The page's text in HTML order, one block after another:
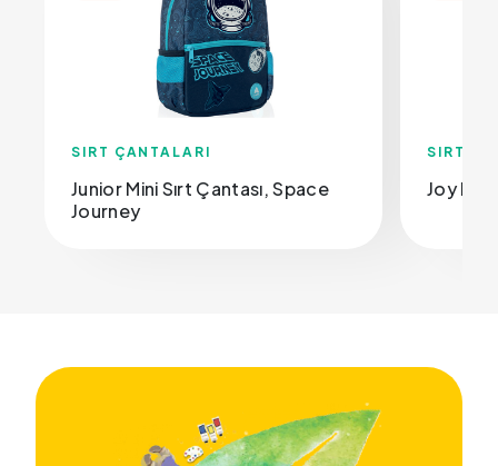
SIRT ÇANTALARI
Junior Mini Sırt Çantası, Space
Journey
SIRT
Joy